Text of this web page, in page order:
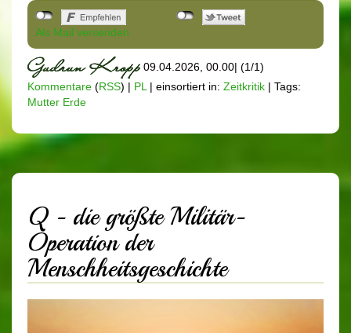
Als Mail versenden
09.04.2026, 00.00| (1/1)
Kommentare (RSS) | PL| einsortiert in: Zeitkritik | Tags:
Mutter Erde
Q - die größte Militär-
Operation der
Menschheitsgeschichte